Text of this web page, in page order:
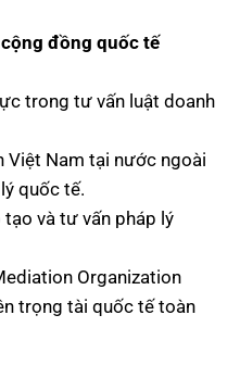
đồng quốc tế
trong tư vấn luật doanh
Việt Nam tại nước ngoài
quốc tế.
và tư vấn pháp lý
Organization
trọng tài quốc tế toàn